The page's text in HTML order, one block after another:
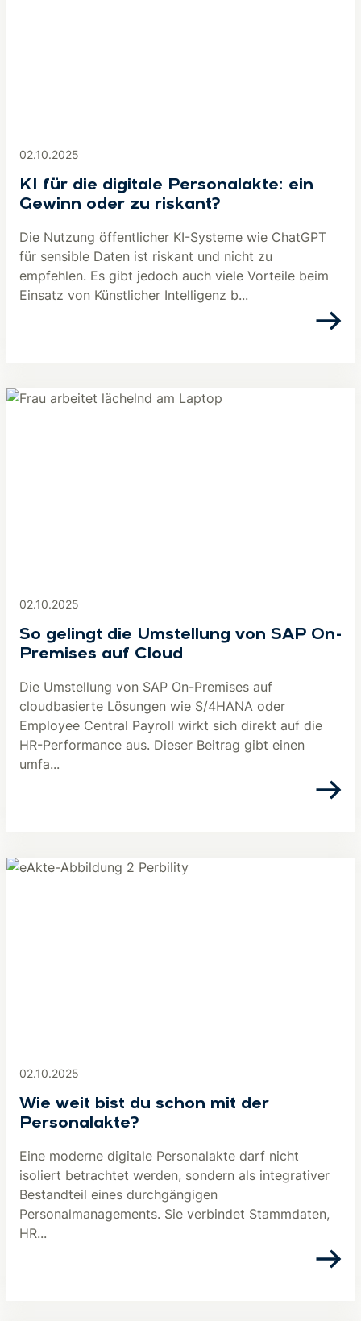
02.10.2025
KI für die digitale Personalakte: ein
Gewinn oder zu riskant?
Die Nutzung öffentlicher KI-Systeme wie ChatGPT
für sensible Daten ist riskant und nicht zu
empfehlen. Es gibt jedoch auch viele Vorteile beim
Einsatz von Künstlicher Intelligenz b...
02.10.2025
So gelingt die Umstellung von SAP On-
Premises auf Cloud
Die Umstellung von SAP On-Premises auf
cloudbasierte Lösungen wie S/4HANA oder
Employee Central Payroll wirkt sich direkt auf die
HR-Performance aus. Dieser Beitrag gibt einen
umfa...
02.10.2025
Wie weit bist du schon mit der
Personalakte?
Eine moderne digitale Personalakte darf nicht
isoliert betrachtet werden, sondern als integrativer
Bestandteil eines durchgängigen
Personalmanagements. Sie verbindet Stammdaten,
HR...